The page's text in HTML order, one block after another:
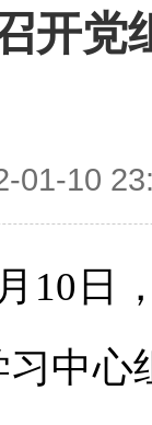
开党
01-10
日，
中心